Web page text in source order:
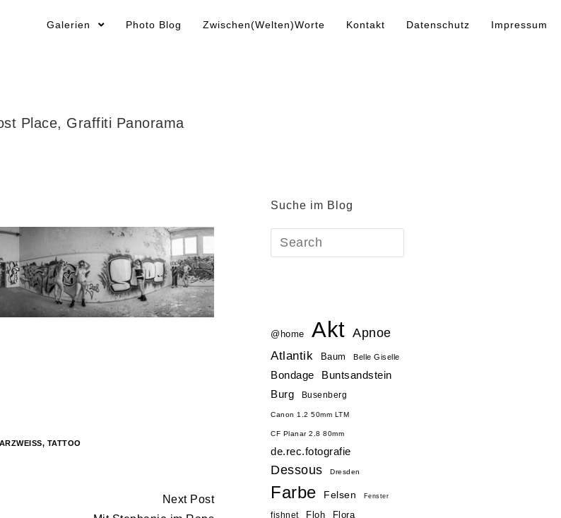
Galerien Photo Blog Zwischen(Welten)Worte Kontakt Datenschutz Impressum
Place, Graffiti Panorama
, TATTOO
Next Post
Suche im Blog
@home Akt Apnoe
Atlantik Baum Belle Giselle
Bondage Buntsandstein
Burg Busenberg
Canon 1.2 50mm LTM
CF Planar 2.8 80mm
de.rec.fotografie
Dessous Dresden
Farbe Felsen Fenster
fishnet Floh Flora